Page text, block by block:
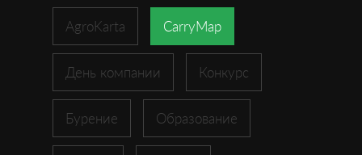
AgroKarta CarryMap
День компании Конкурс
Бурение Образование